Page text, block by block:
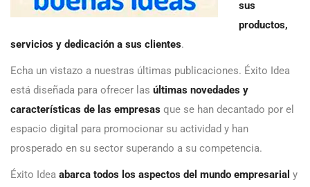
sus
productos,
servicios y dedicación a sus clientes.
Echa un vistazo a nuestras últimas publicaciones. Éxito Idea
está diseñada para ofrecer las últimas novedades y
características de las empresas que se han decantado por el
espacio digital para promocionar su actividad y han
prosperado en su sector superando a su competencia.
Éxito Idea abarca todos los aspectos del mundo empresarial y